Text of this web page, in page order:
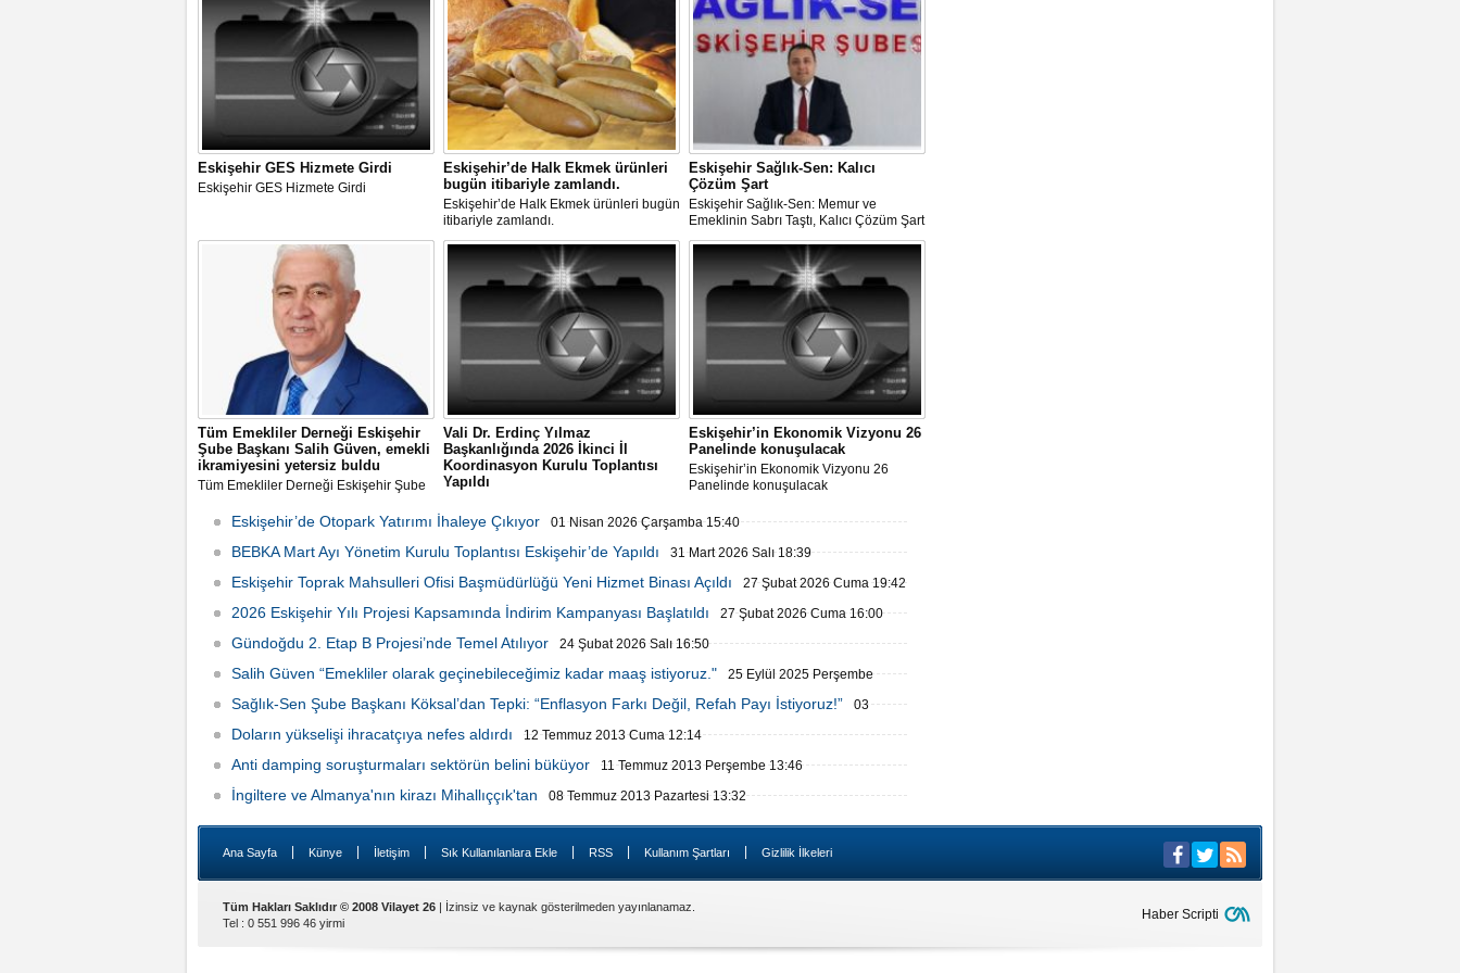
Eskişehir GES Hizmete Girdi
Eskişehir GES Hizmete Girdi
Eskişehir’de Halk Ekmek ürünleri
bugün itibariyle zamlandı.
Eskişehir’de Halk Ekmek ürünleri bugün
itibariyle zamlandı.
Eskişehir Sağlık-Sen: Kalıcı
Çözüm Şart
Eskişehir Sağlık-Sen: Memur ve
Emeklinin Sabrı Taştı, Kalıcı Çözüm Şart
Tüm Emekliler Derneği Eskişehir
Şube Başkanı Salih Güven, emekli
ikramiyesini yetersiz buldu
Tüm Emekliler Derneği Eskişehir Şube
ikramiyesini yetersiz bularak sert
eleştirilerde bulundu.
Vali Dr. Erdinç Yılmaz
Başkanlığında 2026 İkinci İl
Koordinasyon Kurulu Toplantısı
Yapıldı
2026 İkinci İl Koordinasyon Kurulu
Toplantısı Yapıldı
Eskişehir’in Ekonomik Vizyonu 26
Panelinde konuşulacak
Eskişehir’in Ekonomik Vizyonu 26
Panelinde konuşulacak
Eskişehir’de Otopark Yatırımı İhaleye Çıkıyor 01 Nisan 2026 Çarşamba 15:40
BEBKA Mart Ayı Yönetim Kurulu Toplantısı Eskişehir’de Yapıldı 31 Mart 2026 Salı 18:39
Eskişehir Toprak Mahsulleri Ofisi Başmüdürlüğü Yeni Hizmet Binası Açıldı 27 Şubat 2026 Cuma 19:42
2026 Eskişehir Yılı Projesi Kapsamında İndirim Kampanyası Başlatıldı 27 Şubat 2026 Cuma 16:00
Gündoğdu 2. Etap B Projesi’nde Temel Atılıyor 24 Şubat 2026 Salı 16:50
Salih Güven “Emekliler olarak geçinebileceğimiz kadar maaş istiyoruz."
25 Eylül 2025 Perşembe
Sağlık-Sen Şube Başkanı Köksal’dan Tepki: “Enflasyon Farkı Değil, Refah Payı İstiyoruz!”
03
Doların yükselişi ihracatçıya nefes aldırdı 12 Temmuz 2013 Cuma 12:14
Anti damping soruşturmaları sektörün belini büküyor 11 Temmuz 2013 Perşembe 13:46
İngiltere ve Almanya'nın kirazı Mihallıççık'tan 08 Temmuz 2013 Pazartesi 13:32
Ana Sayfa Künye İletişim Sık Kullanılanlara Ekle RSS Kullanım Şartları Gizlilik İlkeleri
Tüm Hakları Saklıdır © 2008 Vilayet 26 | İzinsiz ve kaynak gösterilmeden yayınlanamaz.
Tel : 0 551 996 46 yirmi
Haber Scripti